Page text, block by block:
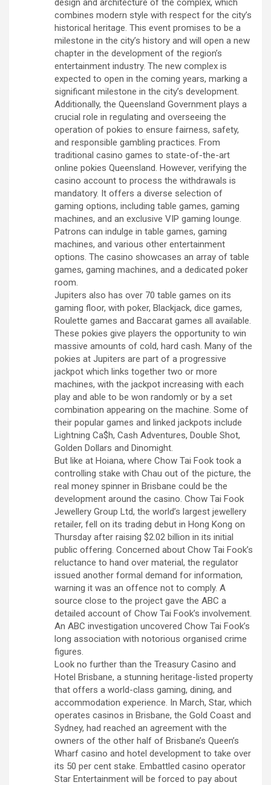
design and architecture of the complex, which
combines modern style with respect for the city’s
historical heritage. This event promises to be a
milestone in the city’s history and will open a new
chapter in the development of the region’s
entertainment industry. The new complex is
expected to open in the coming years, marking a
significant milestone in the city’s development.
Additionally, the Queensland Government plays a
crucial role in regulating and overseeing the
operation of pokies to ensure fairness, safety,
and responsible gambling practices. From
traditional casino games to state-of-the-art
online pokies Queensland. However, verifying the
casino account to process the withdrawals is
mandatory. It offers a diverse selection of
gaming options, including table games, gaming
machines, and an exclusive VIP gaming lounge.
Patrons can indulge in table games, gaming
machines, and various other entertainment
options. The casino showcases an array of table
games, gaming machines, and a dedicated poker
room.
Jupiters also has over 70 table games on its
gaming floor, with poker, Blackjack, dice games,
Roulette games and Baccarat games all available.
These pokies give players the opportunity to win
massive amounts of cold, hard cash. Many of the
pokies at Jupiters are part of a progressive
jackpot which links together two or more
machines, with the jackpot increasing with each
play and able to be won randomly or by a set
combination appearing on the machine. Some of
their popular games and linked jackpots include
Lightning Ca$h, Cash Adventures, Double Shot,
Golden Dollars and Dinomight.
But like at Hoiana, where Chow Tai Fook took a
controlling stake with Chau out of the picture, the
real money spinner in Brisbane could be the
development around the casino. Chow Tai Fook
Jewellery Group Ltd, the world’s largest jewellery
retailer, fell on its trading debut in Hong Kong on
Thursday after raising $2.02 billion in its initial
public offering. Concerned about Chow Tai Fook’s
reluctance to hand over material, the regulator
issued another formal demand for information,
warning it was an offence not to comply. A
source close to the project gave the ABC a
detailed account of Chow Tai Fook’s involvement.
An ABC investigation uncovered Chow Tai Fook’s
long association with notorious organised crime
figures.
Look no further than the Treasury Casino and
Hotel Brisbane, a stunning heritage-listed property
that offers a world-class gaming, dining, and
accommodation experience. In March, Star, which
operates casinos in Brisbane, the Gold Coast and
Sydney, had reached an agreement with the
owners of the other half of Brisbane’s Queen’s
Wharf casino and hotel development to take over
its 50 per cent stake. Embattled casino operator
Star Entertainment will be forced to pay about